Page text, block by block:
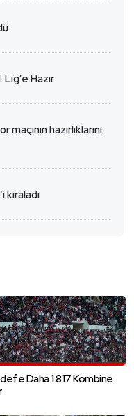
Lig’e Hazır
hazırlıklarını
kiraladı
Daha 1.817 Kombine